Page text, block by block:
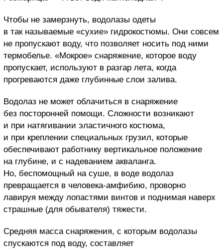
Чтобы не замерзнуть, водолазы одеты
в так называемые «сухие» гидрокостюмы. Они совсем
не пропускают воду, что позволяет носить под ними
термобелье. «Мокрое» снаряжение, которое воду
пропускает, используют в разгар лета, когда
прогреваются даже глубинные слои залива.
Водолаз не может облачиться в снаряжение
без посторонней помощи. Сложности возникают
и при натягивании эластичного костюма,
и при креплении специальных грузил, которые
обеспечивают работнику вертикальное положение
на глубине, и с надеванием акваланга.
Но, беспомощный на суше, в воде водолаз
превращается в человека-амфибию, проворно
лавируя между лопастями винтов и поднимая наверх
страшные (для обывателя) тяжести.
Средняя масса снаряжения, с которым водолазы
спускаются под воду, составляет